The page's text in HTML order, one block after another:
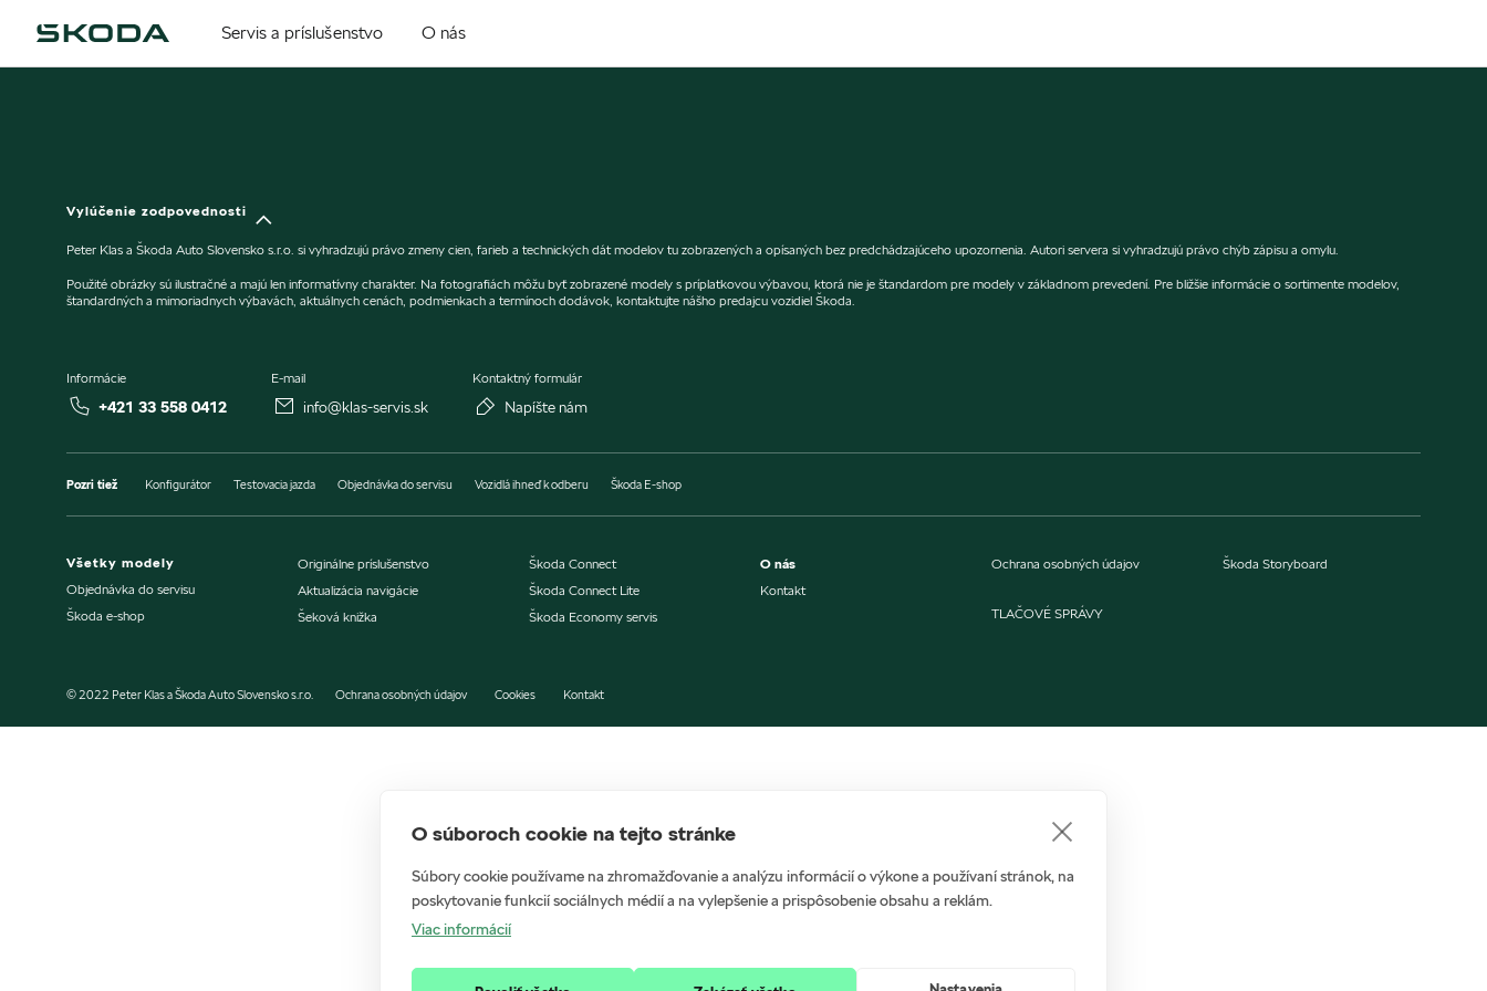
O súboroch cookie na tejto stránke
Súbory cookie používame na zhromažďovanie a analýzu informácií o výkone a používaní stránok, na
poskytovanie funkcií sociálnych médií a na vylepšenie a prispôsobenie obsahu a reklám.
Viac informácií
Servis a príslušenstvo O nás
Vylúčenie zodpovednosti
Peter Klas a Škoda Auto Slovensko s.r.o. si vyhradzujú právo zmeny cien, farieb a technických dát modelov tu zobrazených a opísaných bez predchádzajúceho upozornenia. Autori servera si vyhradzujú právo chýb zápisu a omylu.
Použité obrázky sú ilustračné a majú len informatívny charakter. Na fotografiách môžu byť zobrazené modely s príplatkovou výbavou, ktorá nie je štandardom pre modely v základnom prevedení. Pre bližšie informácie o sortimente modelov,
štandardných a mimoriadnych výbavách, aktuálnych cenách, podmienkach a termínoch dodávok, kontaktujte nášho predajcu vozidiel Škoda.
Informácie
+421 33 558 0412
E-mail
info@klas-servis.sk
Kontaktný formulár
Napíšte nám
Pozri tiež Konfigurátor Testovacia jazda Objednávka do servisu Vozidlá ihneď k odberu Škoda E-shop
Všetky modely
Objednávka do servisu
Škoda e-shop
Originálne príslušenstvo
Aktualizácia navigácie
Šeková knižka
Škoda Connect
Škoda Connect Lite
Škoda Economy servis
O nás
Kontakt
Ochrana osobných údajov
TLAČOVÉ SPRÁVY
Škoda Storyboard
© 2022 Peter Klas a Škoda Auto Slovensko s.r.o. Ochrana osobných údajov Cookies Kontakt